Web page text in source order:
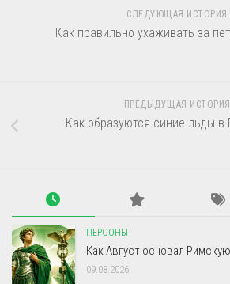
СЛЕДУЮЩАЯ ИСТОРИЯ
Как правильно ухаживать за
ПРЕДЫДУЩАЯ ИСТОРИЯ
Как образуются синие льды в
ПЕРСОНЫ
Как Август основал
09.08.2026